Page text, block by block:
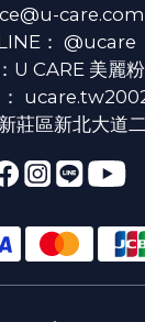
： @ucare
U CARE 美麗
莊區新北大道